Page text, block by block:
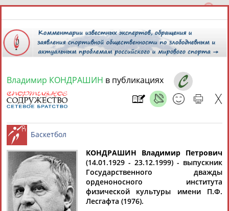
10 августа 2026 года,
СПОРТСМЕНЫ, ТРЕНЕРЫ И СПЕЦИАЛИСТЫ
Найдено: 1персона Расширенный поиск
Владимир КОНДРАШИН в публикациях
Баскетбол
КОНДРАШИН Владимир Петрович
(14.01.1929 - 23.12.1999) - выпускник
Государственного дважды
орденоносного института
физической культуры имени П.Ф.
Лесгафта (1976).